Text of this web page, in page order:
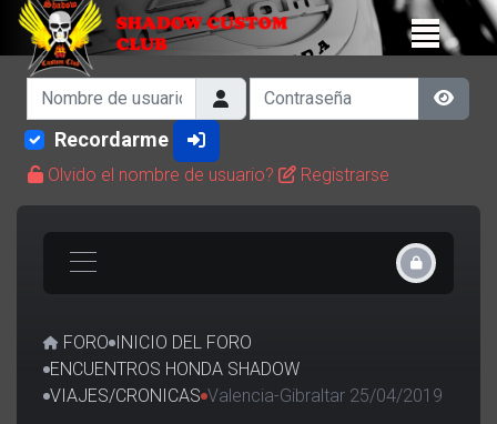
Nombre de usuario Contraseña
Show
Recordarme
Olvido el nombre de usuario? Registrarse
FORO INICIO DEL FORO
ENCUENTROS HONDA SHADOW
VIAJES/CRONICAS Valencia-Gibraltar 25/04/2019